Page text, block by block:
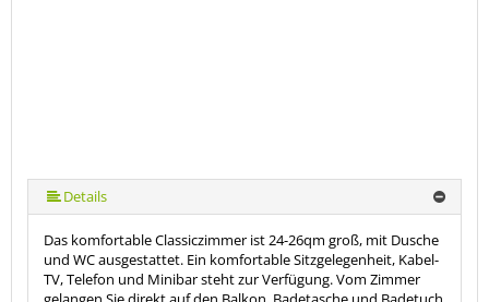
Details
Das komfortable Classiczimmer ist 24-26qm groß, mit Dusche
und WC ausgestattet. Ein komfortable Sitzgelegenheit, Kabel-
TV, Telefon und Minibar steht zur Verfügung. Vom Zimmer